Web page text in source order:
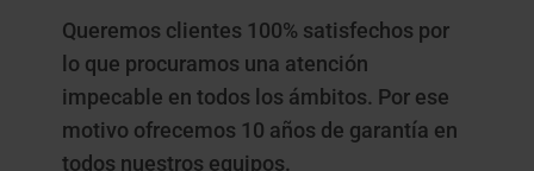
Queremos clientes 100% satisfechos por
lo que procuramos una atención
impecable en todos los ámbitos. Por ese
motivo ofrecemos 10 años de garantía en
todos nuestros equipos.